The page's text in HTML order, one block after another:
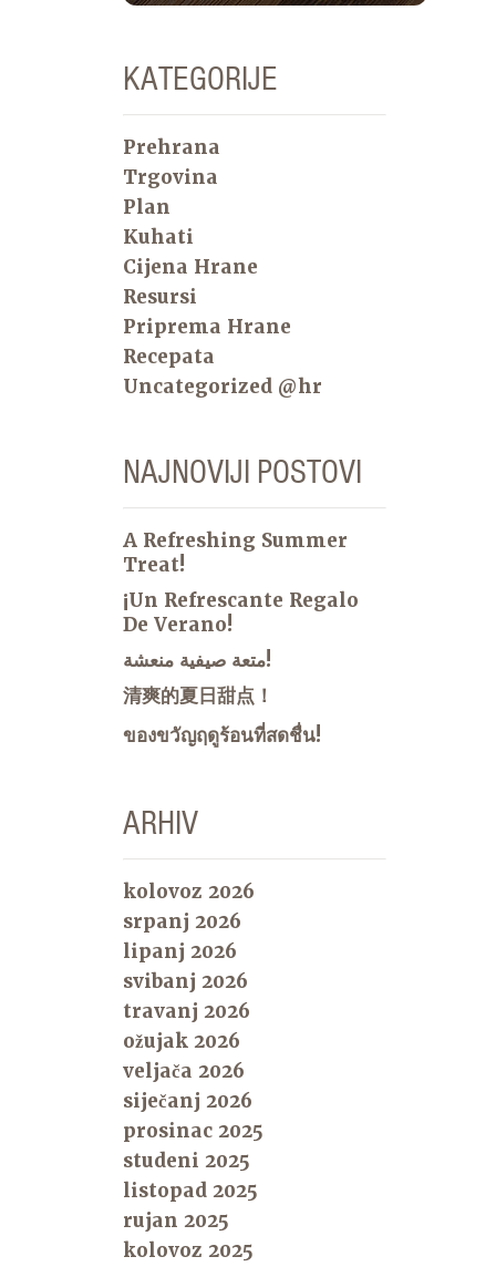
KATEGORIJE
Prehrana
Trgovina
Plan
Kuhati
Cijena Hrane
Resursi
Priprema Hrane
Recepata
Uncategorized @hr
NAJNOVIJI POSTOVI
A Refreshing Summer
Treat!
¡Un Refrescante Regalo
De Verano!
متعة صيفية منعشة!
清爽的夏日甜点！
ของขวัญฤดูร้อนที่สดชื่น!
ARHIV
kolovoz 2026
srpanj 2026
lipanj 2026
svibanj 2026
travanj 2026
ožujak 2026
veljača 2026
siječanj 2026
prosinac 2025
studeni 2025
listopad 2025
rujan 2025
kolovoz 2025